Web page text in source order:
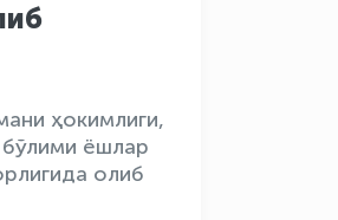
ҳокимлиги,
ёшлар
олиб